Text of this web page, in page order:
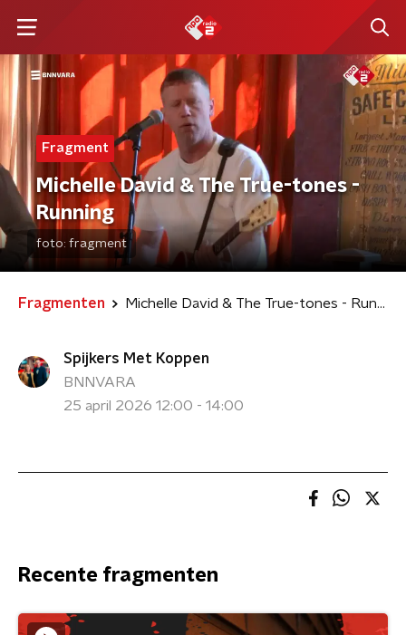
Fragment
Michelle David & The True-tones -
Running
foto: fragment
Fragmenten Michelle David & The True-tones - Running
Spijkers Met Koppen
BNNVARA
25 april 2026 12:00 - 14:00
Recente fragmenten